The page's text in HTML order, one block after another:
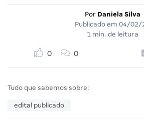
Por Daniela Silva
Publicado em 04/02/
1 min. de leitura
0 0
Tudo que sabemos sobre:
edital publicado